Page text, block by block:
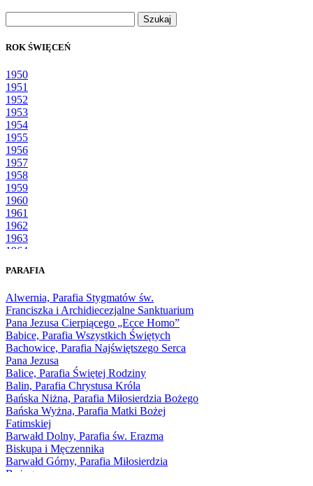
ROK ŚWIĘCEŃ
1950
1951
1952
1953
1954
1955
1956
1957
1958
1959
1960
1961
1962
1963
1964
1966
1968
1969
1970
1971
1972
1973
1974
1975
1976
1977
1978
1979
1980
1981
PARAFIA
Alwernia, Parafia Stygmatów św.
Franciszka i Archidiecezjalne Sanktuarium
Pana Jezusa Cierpiącego „Ecce Homo”
Babice, Parafia Wszystkich Świętych
Bachowice, Parafia Najświętszego Serca
Pana Jezusa
Balice, Parafia Świętej Rodziny
Balin, Parafia Chrystusa Króla
Bańska Niżna, Parafia Miłosierdzia Bożego
Bańska Wyżna, Parafia Matki Bożej
Fatimskiej
Barwałd Dolny, Parafia św. Erazma
Biskupa i Męczennika
Barwałd Górny, Parafia Miłosierdzia
Bożego